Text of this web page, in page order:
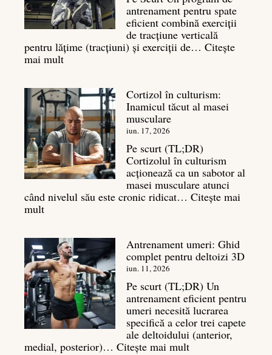
cu
masa
musculară
antrenament pentru spate
eficient combină exerciții
de tracțiune verticală
pentru lățime (tracțiuni) și exerciții de… Citește
mai mult:
Top
7
mișcări
pentru
un
spate
masiv
Cortizol în culturism:
Inamicul tăcut al masei
musculare
iun. 17, 2026
Pe scurt (TL;DR)
Cortizolul în culturism
acționează ca un sabotor al
masei musculare atunci
când nivelul său este cronic ridicat… Citește mai
mult:
culturism:
Inamicul
tăcut
al
masei
musculare
Antrenament umeri: Ghid
complet pentru deltoizi 3D
iun. 11, 2026
Pe scurt (TL;DR) Un
antrenament eficient pentru
umeri necesită lucrarea
specifică a celor trei capete
ale deltoidului (anterior,
medial, posterior)… Citește mai mult: